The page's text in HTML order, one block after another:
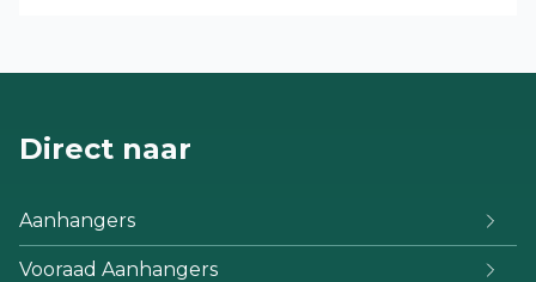
Direct naar
Aanhangers
Vooraad Aanhangers